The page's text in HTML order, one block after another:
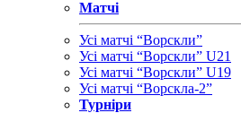
Матчі
Усі матчі “Ворскли”
Усі матчі “Ворскли” U21
Усі матчі “Ворскли” U19
Усі матчі “Ворскла-2”
Турніри